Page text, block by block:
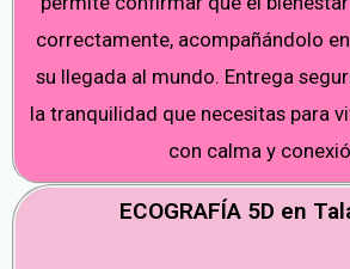
correctamente, acompañándolo
su llegada al mundo. Entrega
la tranquilidad que necesitas para
con calma y
ECOGRAFÍA 5D en